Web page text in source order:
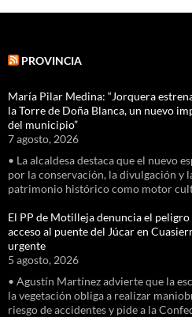
PROVINCIA
María Pilar Medina: “Jorquera
la Torre de Doña Blanca, un nuevo
del municipio”
7 agosto, 2026
• La alcaldesa destaca que el nuevo
por la conservación, la divulgación y
patrimonio histórico como motor
El PP de Motilleja denuncia el
acceso al puente del Júcar en
urgente
5 agosto, 2026
• Agustín Martínez advierte que la
la vegetación obliga a realizar
riesgo de accidentes y pide a la